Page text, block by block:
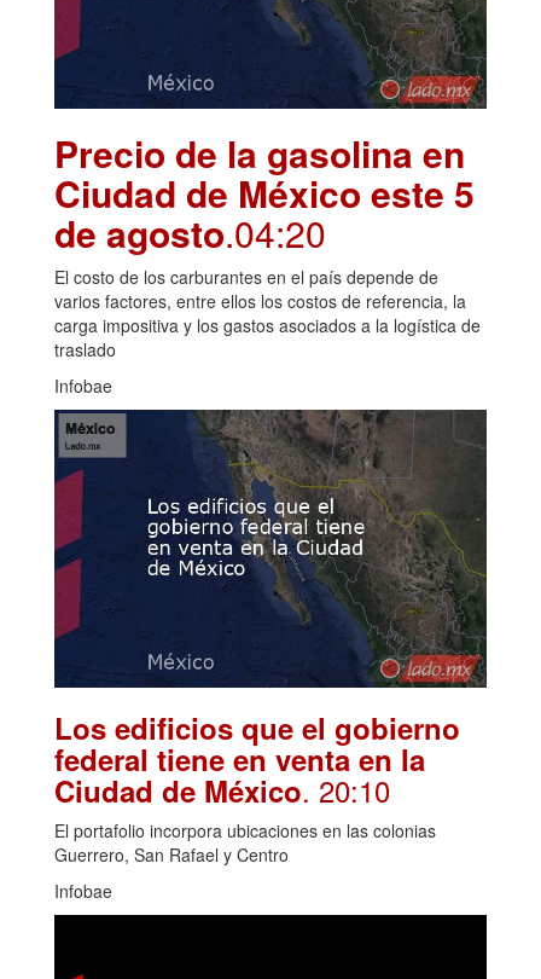
Precio de la gasolina en
Ciudad de México este 5
de agosto.04:20
El costo de los carburantes en el país depende de
varios factores, entre ellos los costos de referencia, la
carga impositiva y los gastos asociados a la logística de
traslado
Infobae
Los edificios que el gobierno
federal tiene en venta en la
Ciudad de México. 20:10
El portafolio incorpora ubicaciones en las colonias
Guerrero, San Rafael y Centro
Infobae